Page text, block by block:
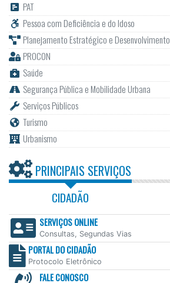
PAT
Pessoa com Deficiência e do Idoso
Planejamento Estratégico e Desenvolvimento
PROCON
Saúde
Segurança Pública e Mobilidade Urbana
Serviços Públicos
Turismo
Urbanismo
PRINCIPAIS SERVIÇOS
CIDADÃO
SERVIÇOS ONLINE
Consultas, Segundas Vias
PORTAL DO CIDADÃO
Protocolo Eletrônico
FALE CONOSCO